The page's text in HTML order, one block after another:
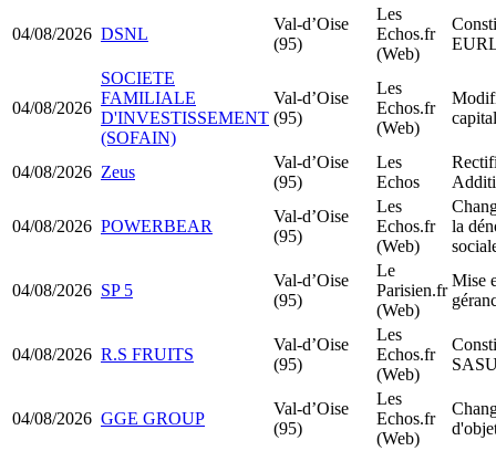
04/08/2026 DSNL
Val-d’Oise
(95)
Les
Echos.fr
(Web)
04/08/2026
SOCIETE
FAMILIALE
D'INVESTISSEMENT
(SOFAIN)
Val-d’Oise
(95)
Les
Echos.fr
(Web)
04/08/2026 Zeus
Val-d’Oise
(95)
Les
Echos
04/08/2026 POWERBEAR
Val-d’Oise
(95)
Les
Echos.fr
(Web)
la
04/08/2026 SP 5
Val-d’Oise
(95)
Le
Parisien.fr
(Web)
Mise
04/08/2026 R.S FRUITS
Val-d’Oise
(95)
Les
Echos.fr
(Web)
04/08/2026 GGE GROUP
Val-d’Oise
(95)
Les
Echos.fr
(Web)